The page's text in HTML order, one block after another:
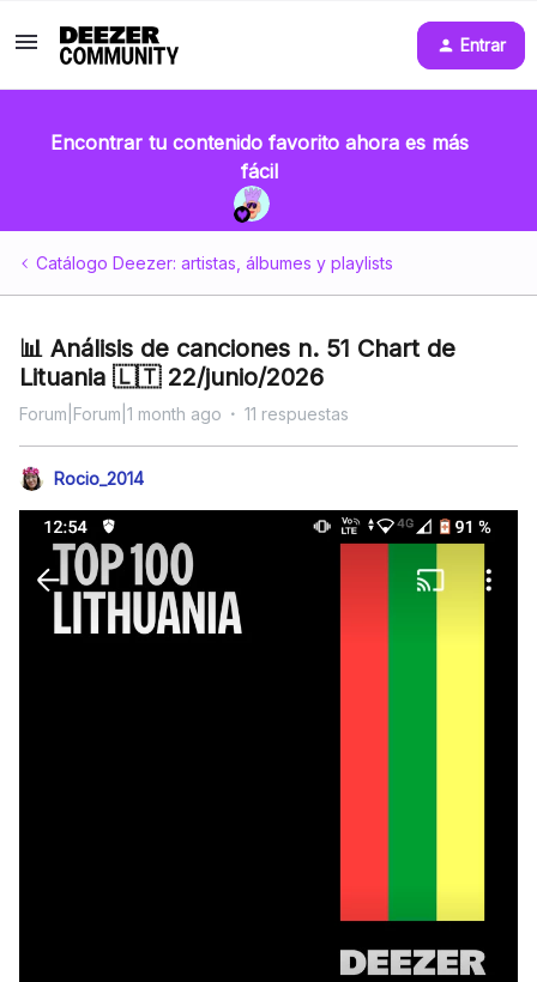
Entrar
Encontrar tu contenido favorito ahora es más
fácil
Catálogo Deezer: artistas, álbumes y playlists
📊 Análisis de canciones n. 51 Chart de
Lituania 🇱🇹 22/junio/2026
Forum|Forum|1 month ago 11 respuestas
Rocio_2014